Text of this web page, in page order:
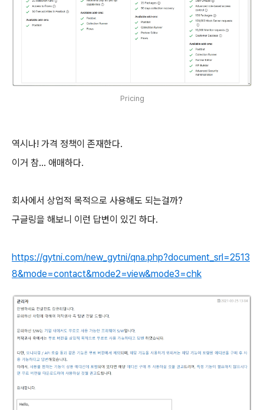
Pricing
역시나! 가격 정책이 존재한다.
이거 참... 애매하다.
회사에서 상업적 목적으로 사용해도 되는걸까?
구글링을 해보니 이런 답변이 있긴 하다.
https://gytni.com/new_gytni/qna.php?document_srl=2513
8&mode=contact&mode2=view&mode3=chk